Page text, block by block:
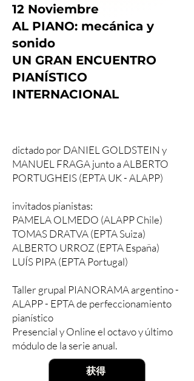
12 Noviembre
AL PIANO: mecánica y
sonido
UN GRAN ENCUENTRO
PIANÍSTICO
INTERNACIONAL
dictado por DANIEL GOLDSTEIN y
MANUEL FRAGA junto a ALBERTO
PORTUGHEIS (EPTA UK - ALAPP)
invitados pianistas:
PAMELA OLMEDO (ALAPP Chile)
TOMAS DRATVA (EPTA Suiza)
ALBERTO URROZ (EPTA España)
LUÍS PIPA (EPTA Portugal)
Taller grupal PIANORAMA argentino -
ALAPP - EPTA de perfeccionamiento
pianístico
Presencial y Online el octavo y último
módulo de la serie anual.
获得